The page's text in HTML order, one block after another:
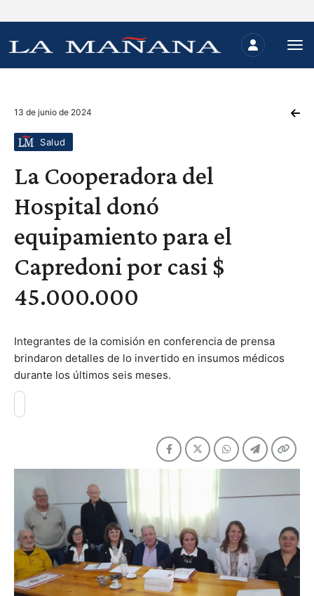
13 de junio de 2024
Salud
La Cooperadora del
Hospital donó
equipamiento para el
Capredoni por casi $
45.000.000
Integrantes de la comisión en conferencia de prensa
brindaron detalles de lo invertido en insumos médicos
durante los últimos seis meses.